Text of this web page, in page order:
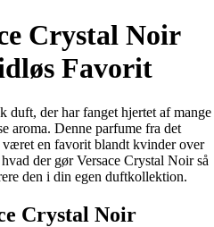
Crystal Noir
Favorit
duft, der har fanget hjertet af mange
aroma. Denne parfume fra det
været en favorit blandt kvinder over
der gør Versace Crystal Noir så
den i din egen duftkollektion.
Crystal Noir